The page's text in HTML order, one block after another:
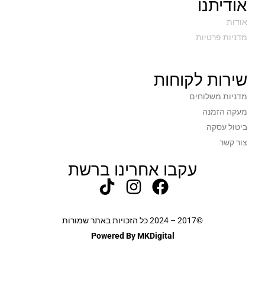
אודיתנו
אודות
מדניות פרטיות
שירות לקוחות
מדניות משלוחים
מעקה הזמנה
ביטול עסקה
צור קשר
עקבו אחרינו ברשת
©2017 – 2024 כל הזכויות באתר שמורות
Powered By MKDigital